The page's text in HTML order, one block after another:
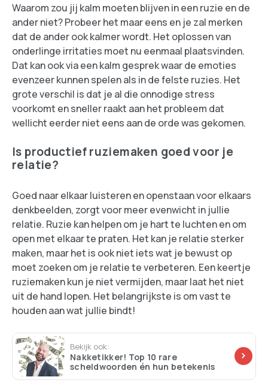
Waarom zou jij kalm moeten blijven in een ruzie en de
ander niet? Probeer het maar eens en je zal merken
dat de ander ook kalmer wordt. Het oplossen van
onderlinge irritaties moet nu eenmaal plaatsvinden.
Dat kan ook via een kalm gesprek waar de emoties
evenzeer kunnen spelen als in de felste ruzies. Het
grote verschil is dat je al die onnodige stress
voorkomt en sneller raakt aan het probleem dat
wellicht eerder niet eens aan de orde was gekomen.
Is productief ruziemaken goed voor je
relatie?
Goed naar elkaar luisteren en openstaan voor elkaars
denkbeelden, zorgt voor meer evenwicht in jullie
relatie. Ruzie kan helpen om je hart te luchten en om
open met elkaar te praten. Het kan je relatie sterker
maken, maar het is ook niet iets wat je bewust op
moet zoeken om je relatie te verbeteren. Een keertje
ruziemaken kun je niet vermijden, maar laat het niet
uit de hand lopen. Het belangrijkste is om vast te
houden aan wat jullie bindt!
Bekijk ook:
Nakketikker! Top 10 rare
scheldwoorden én hun betekenis